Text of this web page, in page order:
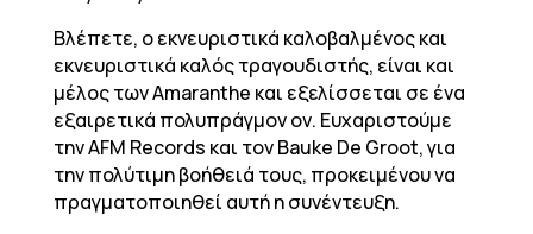
Βλέπετε, ο εκνευριστικά καλοβαλμένος και
εκνευριστικά καλός τραγουδιστής, είναι και
μέλος των Amaranthe και εξελίσσεται σε ένα
εξαιρετικά πολυπράγμον ον. Ευχαριστούμε
την AFM Records και τον Bauke De Groot, για
την πολύτιμη βοήθειά τους, προκειμένου να
πραγματοποιηθεί αυτή η συνέντευξη.